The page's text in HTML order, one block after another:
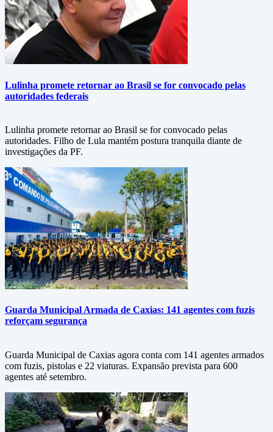
Lulinha promete retornar ao Brasil se for convocado pelas
autoridades federais
Lulinha promete retornar ao Brasil se for convocado pelas
autoridades. Filho de Lula mantém postura tranquila diante de
investigações da PF.
Guarda Municipal Armada de Caxias: 141 agentes com fuzis
reforçam segurança
Guarda Municipal de Caxias agora conta com 141 agentes armados
com fuzis, pistolas e 22 viaturas. Expansão prevista para 600
agentes até setembro.